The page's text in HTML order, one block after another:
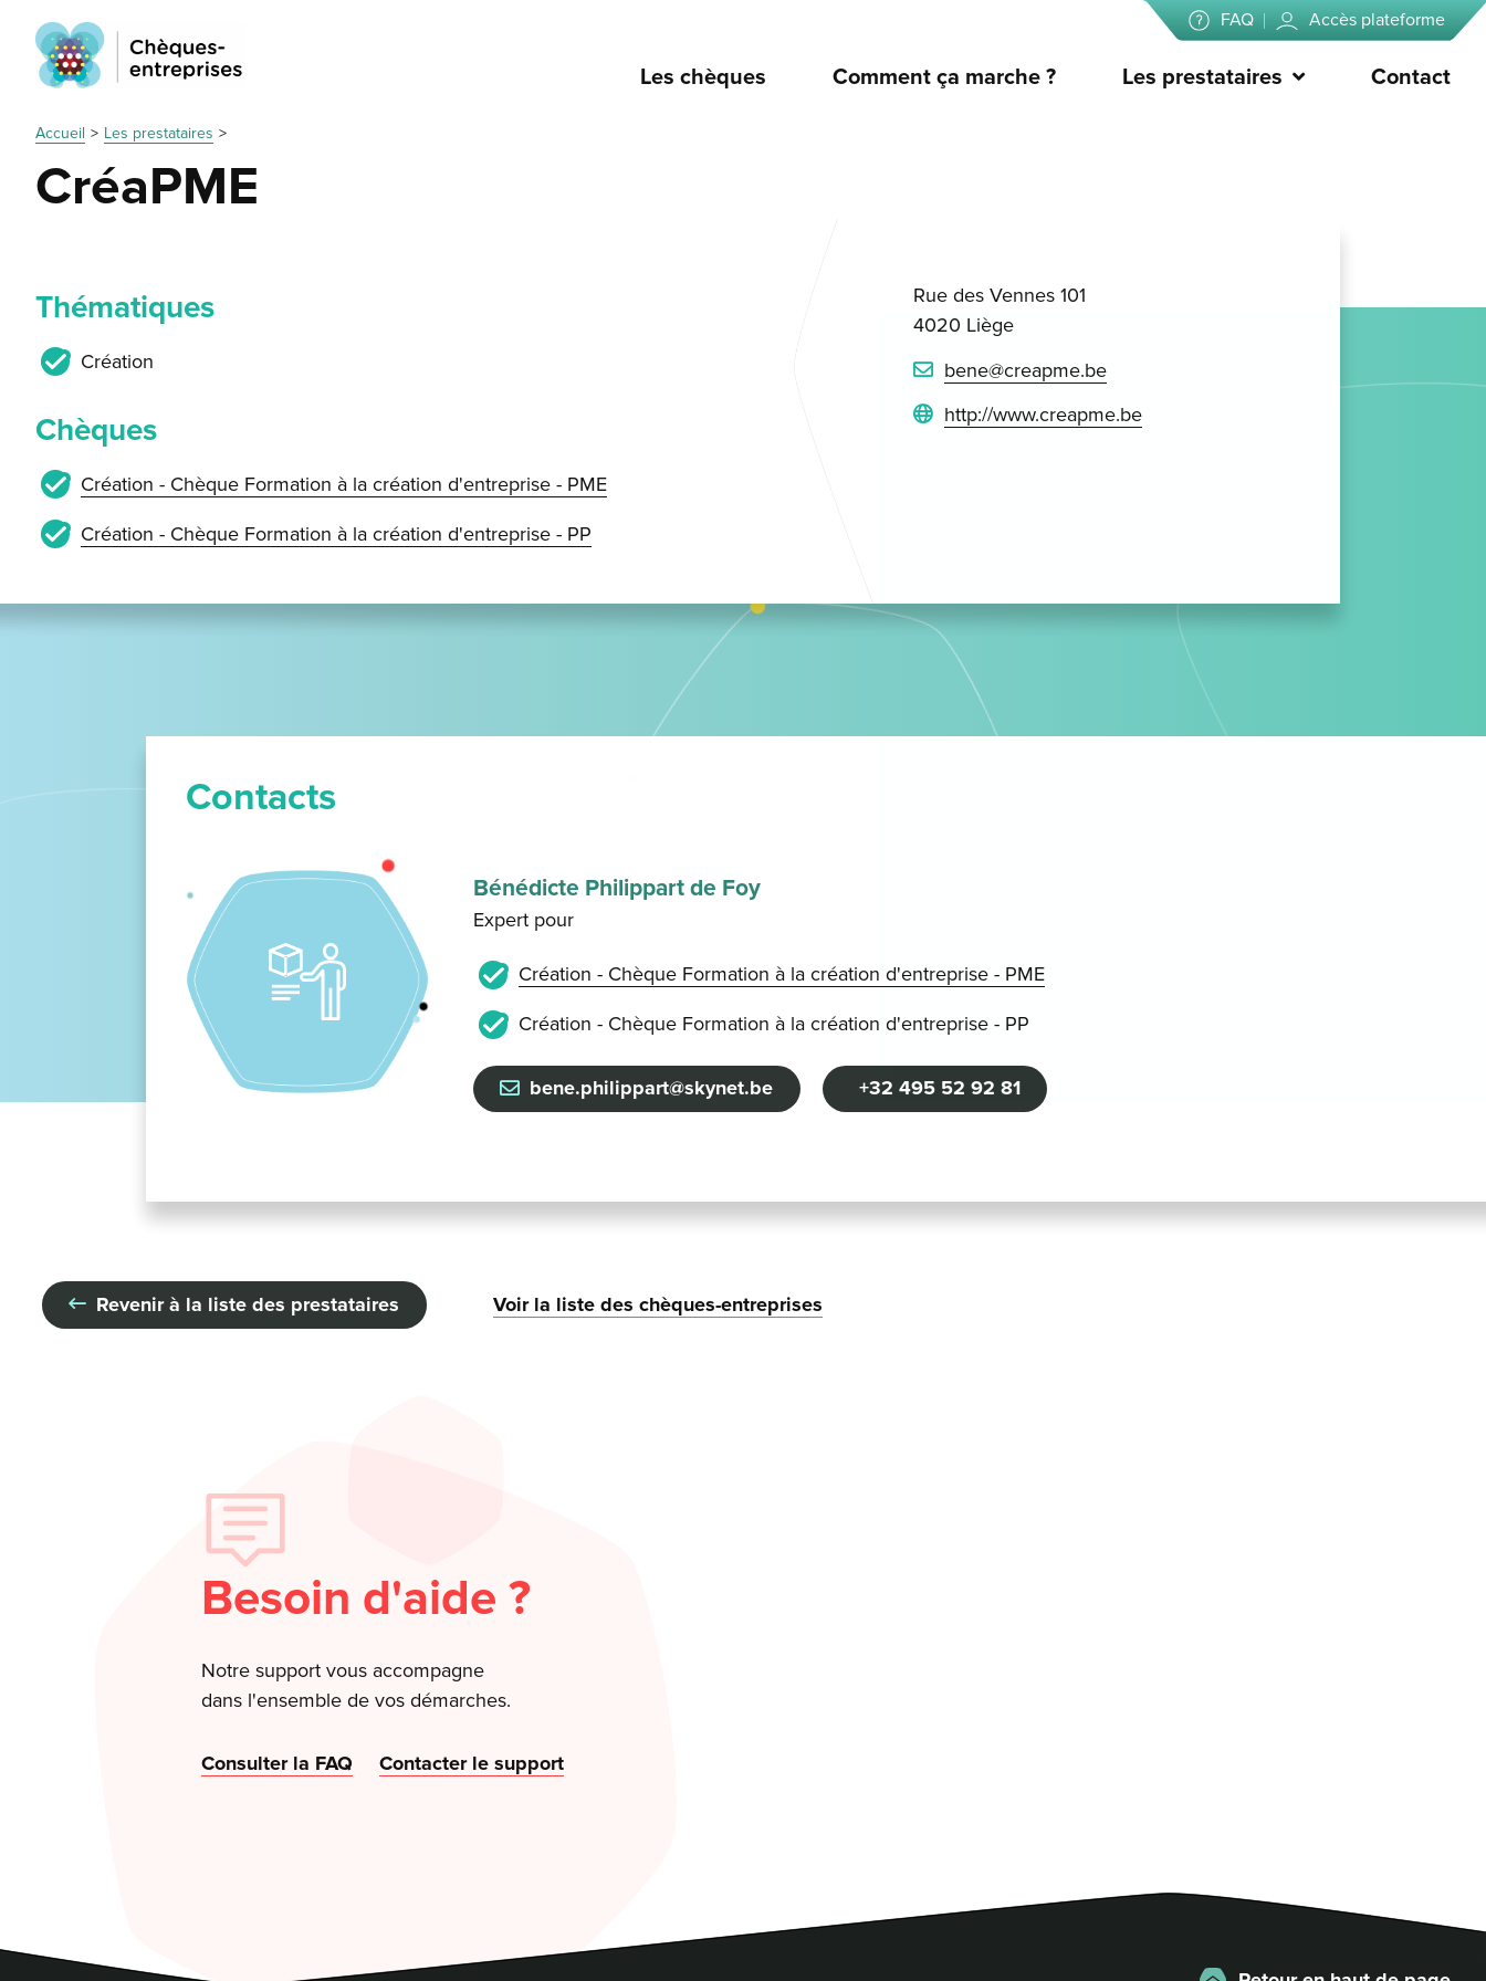
Les chèques Comment ça marche ? Les prestataires Contact
FAQ Accès plateforme
Accueil Les prestataires
CréaPME
Thématiques
Création
Chèques
Création - Chèque Formation à la création d'entreprise - PME
Création - Chèque Formation à la création d'entreprise - PP
Rue des Vennes 101
4020 Liège
bene@creapme.be
http://www.creapme.be
Contacts
Bénédicte Philippart de Foy
Expert pour
Création - Chèque Formation à la création d'entreprise - PME
Création - Chèque Formation à la création d'entreprise - PP
bene.philippart@skynet.be +32 495 52 92 81
Revenir à la liste des prestataires Voir la liste des chèques-entreprises
Besoin d'aide ?
Notre support vous accompagne
dans l'ensemble de vos démarches.
Consulter la FAQ Contacter le support